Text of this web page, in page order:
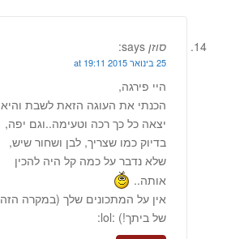
סוזן says:
25 בינואר 2015 at 19:11
היי פירגה,
הכנתי את העוגה הזאת לשבת והיא
יצאה כל כך רכה וטעימה..וגם יפה,
בדיוק כמו שצריך, לבן ושחור שיש,
שלא נדבר על כמה קל היה להכין
אותה..
אין על המתכונים שלך (במקרה הזה
של ביתך!) :lol: